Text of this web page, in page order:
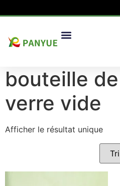
Maison/produit/ Produits
bouteille
verre vide
Afficher le résultat unique